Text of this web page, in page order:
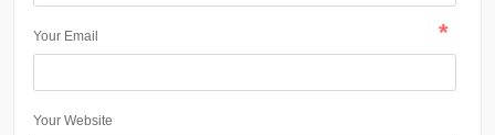
Your Email *
Your Website